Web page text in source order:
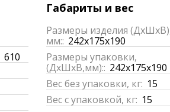
610
Габариты и вес
Размеры изделия
мм:: 242x175x190
Размеры упаковки,
(ДхШхВ,мм):: 242x175x190
Вес без упаковки, кг: 15
Вес с упаковкой, кг: 15